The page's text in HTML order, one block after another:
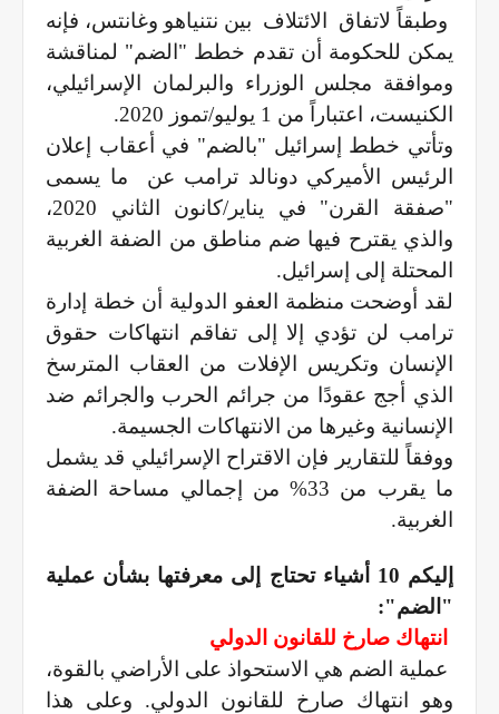
وطبقاً لاتفاق
الائتلاف بين نتنياهو وغانتس، فإنه
يمكن للحكومة أن تقدم خطط "الضم" لمناقشة
وموافقة مجلس الوزراء والبرلمان الإسرائيلي،
الكنيست، اعتباراً من 1 يوليو/تموز 2020.
وتأتي خطط إسرائيل "بالضم" في أعقاب إعلان
الرئيس الأميركي دونالد ترامب عن
ما يسمى
"صفقة القرن" في يناير/كانون الثاني 2020،
والذي يقترح فيها ضم مناطق من الضفة الغربية
المحتلة إلى إسرائيل.
لقد أوضحت منظمة العفو الدولية أن خطة إدارة
ترامب لن تؤدي إلا إلى تفاقم انتهاكات حقوق
الإنسان وتكريس الإفلات من العقاب المترسخ
الذي أجج عقودًا من جرائم الحرب والجرائم ضد
الإنسانية وغيرها من الانتهاكات الجسيمة.
ووفقاً للتقارير فإن الاقتراح الإسرائيلي قد يشمل
ما يقرب من 33% من إجمالي مساحة الضفة
الغربية.
إليكم 10 أشياء تحتاج إلى معرفتها بشأن عملية
"الضم":
انتهاك صارخ للقانون الدولي
عملية الضم هي الاستحواذ على الأراضي بالقوة،
وهو انتهاك صارخ للقانون الدولي. وعلى هذا